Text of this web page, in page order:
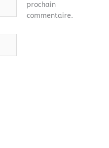
prochain
commentaire.